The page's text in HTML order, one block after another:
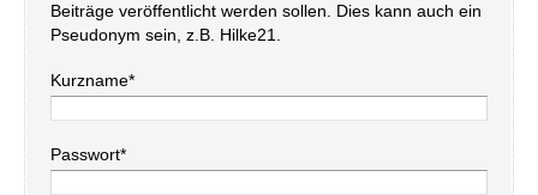
Beiträge veröffentlicht werden sollen. Dies kann auch ein
Pseudonym sein, z.B. Hilke21.
Kurzname*
Passwort*